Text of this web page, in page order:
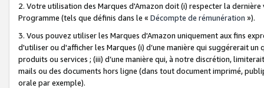
2. Votre utilisation des Marques d'Amazon doit (i) respecter la
Programme (tels que définis dans le « Décompte de rémunération »).
3. Vous pouvez utiliser les Marques d'Amazon uniquement aux fins
d'utiliser ou d'afficher les Marques (i) d’une manière qui suggérerait
produits ou services ; (iii) d’une manière qui, à notre discrétion,
mails ou des documents hors ligne (dans tout document imprimé,
orale par exemple).